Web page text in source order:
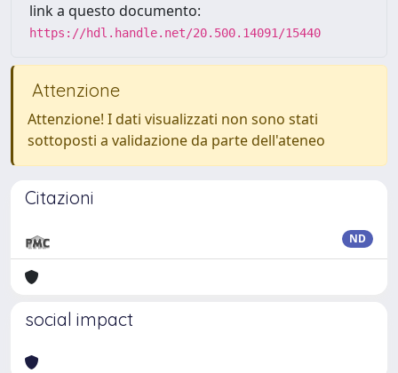
link a questo documento:
https://hdl.handle.net/20.500.14091/15440
Attenzione
Attenzione! I dati visualizzati non sono stati
sottoposti a validazione da parte dell'ateneo
Citazioni
ND
social impact